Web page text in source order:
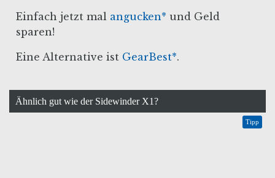
Einfach jetzt mal angucken* und Geld
sparen!
Eine Alternative ist GearBest*.
Ähnlich gut wie der Sidewinder X1?
Tipp